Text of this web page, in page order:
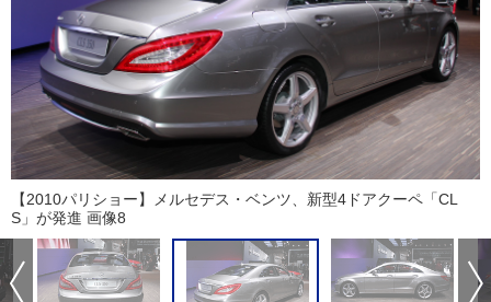
【2010パリショー】メルセデス・ベンツ、新型4ドアクーペ「CL
S」が発進 画像8